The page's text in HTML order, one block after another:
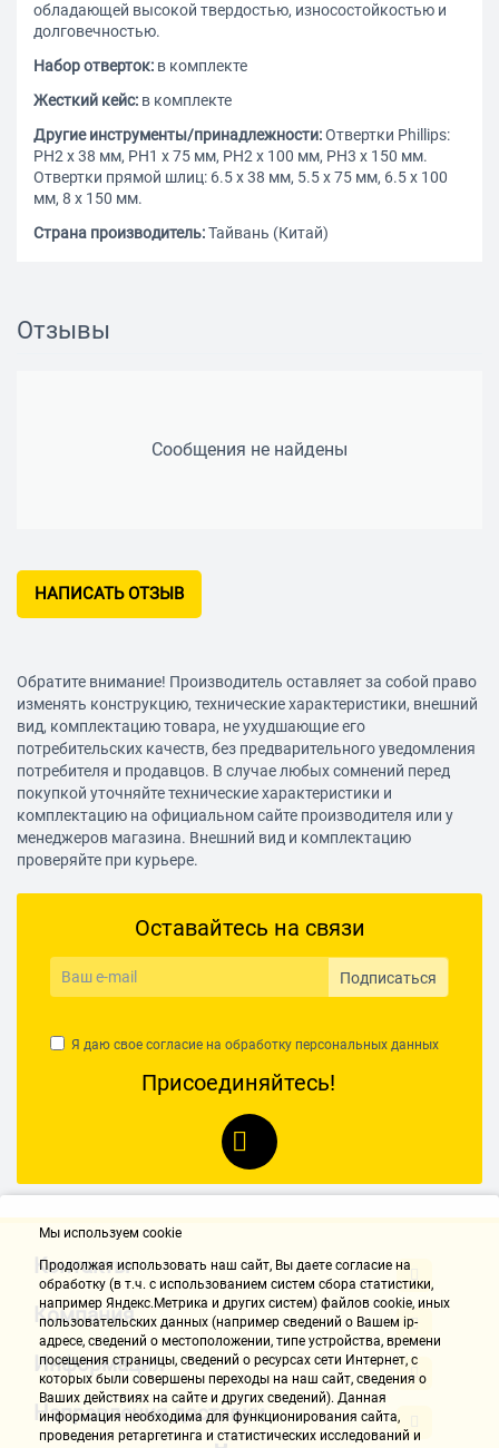
обладающей высокой твердостью, износостойкостью и
долговечностью.
Набор отверток: в комплекте
Жесткий кейс: в комплекте
Другие инструменты/принадлежности:Отвертки Phillips:
РН2 х 38 мм, РН1 х 75 мм, РН2 х 100 мм, РН3 х 150 мм.
Отвертки прямой шлиц: 6.5 х 38 мм, 5.5 х 75 мм, 6.5 х 100
мм, 8 х 150 мм.
Страна производитель:Тайвань (Китай)
Отзывы
Сообщения не найдены
НАПИСАТЬ ОТЗЫВ
Обратите внимание! Производитель оставляет за собой право
изменять конструкцию, технические характеристики, внешний
вид, комплектацию товара, не ухудшающие его
потребительских качеств, без предварительного уведомления
потребителя и продавцов. В случае любых сомнений перед
покупкой уточняйте технические характеристики и
комплектацию на официальном сайте производителя или у
менеджеров магазина. Внешний вид и комплектацию
проверяйте при курьере.
Оставайтесь на связи
Подписаться
Я даю свое согласие на обработку персональных данных
Присоединяйтесь!
Контакты
Компания
Информация
Направления доставки
Мы используем cookie
Продолжая использовать наш cайт, Вы даете согласие на
обработку (в т.ч. с использованием систем сбора статистики,
например Яндекс.Метрика и других систем) файлов cookie, иных
пользовательских данных (например сведений о Вашем ip-
адресе, сведений о местоположении, типе устройства, времени
посещения страницы, сведений о ресурсах сети Интернет, с
которых были совершены переходы на наш сайт, сведения о
Ваших действиях на сайте и других сведений). Данная
информация необходима для функционирования сайта,
проведения ретаргетинга и статистических исследований и